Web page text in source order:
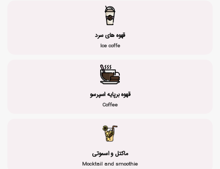
قهوه های سرد
Ice coffe
قهوه برپایه اسپرسو
Coffee
ماکتل و اسموتی
Mocktail and smoothie